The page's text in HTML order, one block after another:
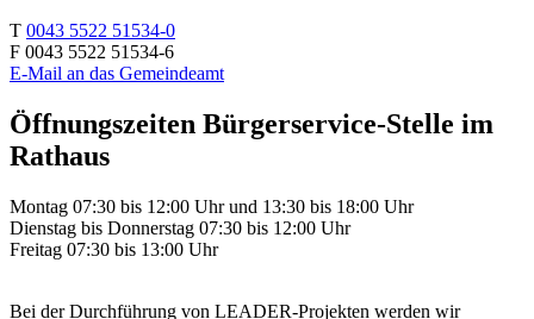
T 0043 5522 51534-0
F 0043 5522 51534-6
E-Mail an das Gemeindeamt
Öffnungszeiten Bürgerservice-Stelle im
Rathaus
Montag 07:30 bis 12:00 Uhr und 13:30 bis 18:00 Uhr
Dienstag bis Donnerstag 07:30 bis 12:00 Uhr
Freitag 07:30 bis 13:00 Uhr
Bei der Durchführung von LEADER-Projekten werden wir